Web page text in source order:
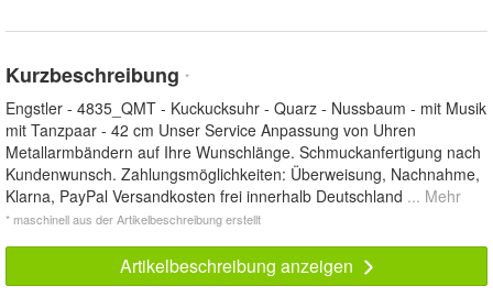
Kurzbeschreibung *
Engstler - 4835_QMT - Kuckucksuhr - Quarz - Nussbaum - mit Musik
mit Tanzpaar - 42 cm Unser Service Anpassung von Uhren
Metallarmbändern auf Ihre Wunschlänge. Schmuckanfertigung nach
Kundenwunsch. Zahlungsmöglichkeiten: Überweisung, Nachnahme,
Klarna, PayPal Versandkosten frei innerhalb Deutschland ... Mehr
* maschinell aus der Artikelbeschreibung erstellt
Artikelbeschreibung anzeigen